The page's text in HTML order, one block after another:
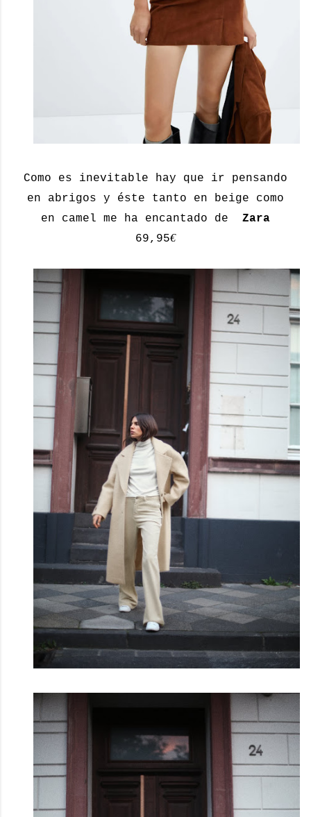
Como es inevitable hay que ir pensando
en abrigos y éste tanto en beige como
en camel me ha encantado de Zara
69,95€